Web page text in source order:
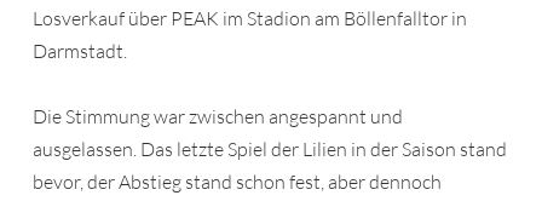
Losverkauf über PEAK im Stadion am Böllenfalltor in
Darmstadt.
Die Stimmung war zwischen angespannt und
ausgelassen. Das letzte Spiel der Lilien in der Saison stand
bevor, der Abstieg stand schon fest, aber dennoch